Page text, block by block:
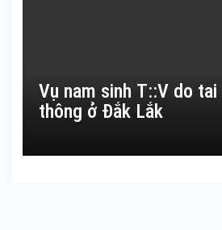
Vụ nam sinh T::V do tai
thông ở Đắk Lắk